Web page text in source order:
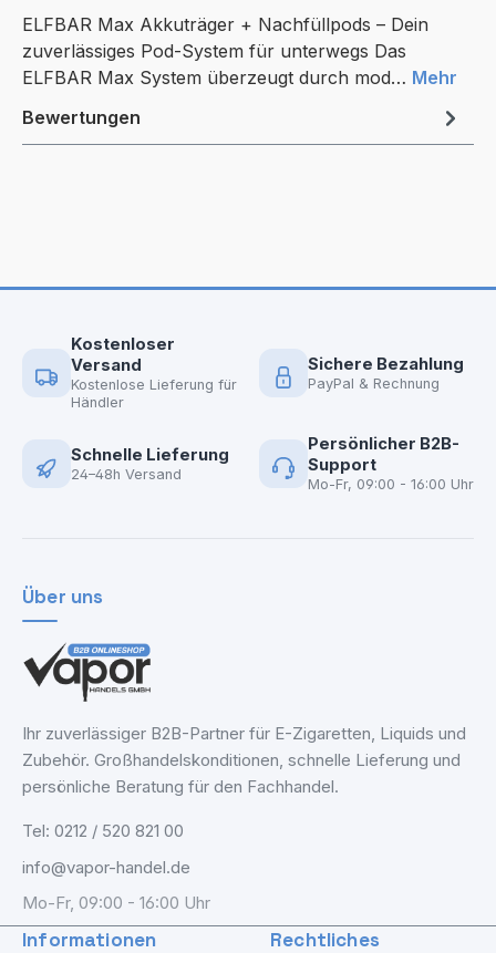
ELFBAR Max Akkuträger + Nachfüllpods – Dein
zuverlässiges Pod-System für unterwegs Das
ELFBAR Max System überzeugt durch mod… Mehr
Bewertungen
Kostenloser
Versand
Kostenlose Lieferung für
Händler
Sichere Bezahlung
PayPal & Rechnung
Schnelle Lieferung
24–48h Versand
Persönlicher B2B-
Support
Mo-Fr, 09:00 - 16:00 Uhr
Über uns
Ihr zuverlässiger B2B-Partner für E-Zigaretten, Liquids und
Zubehör. Großhandelskonditionen, schnelle Lieferung und
persönliche Beratung für den Fachhandel.
Tel: 0212 / 520 821 00
info@vapor-handel.de
Mo-Fr, 09:00 - 16:00 Uhr
Informationen Rechtliches